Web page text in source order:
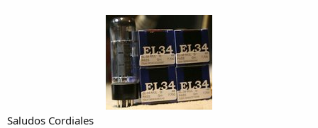
Saludos Cordiales